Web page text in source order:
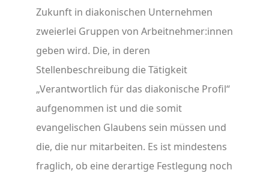
Zukunft in diakonischen Unternehmen
zweierlei Gruppen von Arbeitnehmer:innen
geben wird. Die, in deren
Stellenbeschreibung die Tätigkeit
„Verantwortlich für das diakonische Profil“
aufgenommen ist und die somit
evangelischen Glaubens sein müssen und
die, die nur mitarbeiten. Es ist mindestens
fraglich, ob eine derartige Festlegung noch